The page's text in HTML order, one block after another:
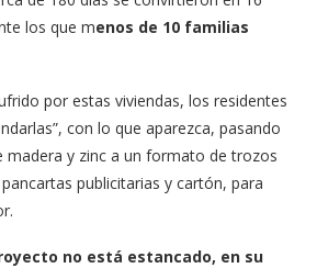
los que menos de 10 familias
por estas viviendas, los residentes
con lo que aparezca, pasando
madera y zinc a un formato de trozos
publicitarias y cartón, para
no está estancado, en su